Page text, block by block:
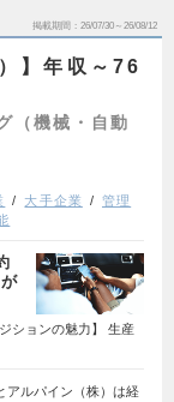
掲載期間 26/07/30～26/08/12
】年収～76
（機械・自動
大手企業
管理
ションの魅力】 生産
アルパイン（株）は経